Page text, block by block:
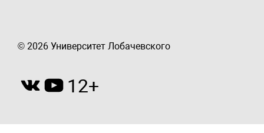
© 2026 Университет Лобачевского
12+